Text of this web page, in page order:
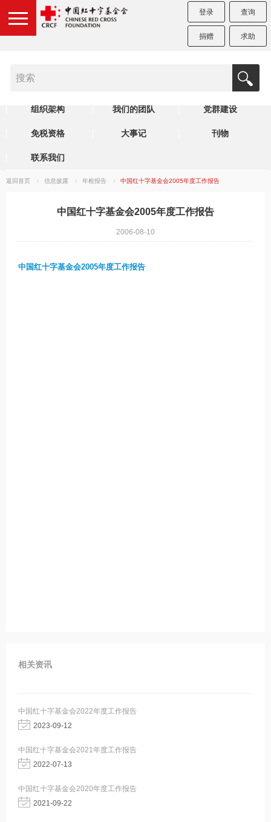
登录 查询
捐赠 求助
机构简介
组织架构 我们的团队 党群建设
免税资格 大事记 刊物
联系我们
返回首页 信息披露 年检报告 中国红十字基金会2005年度工作报告
中国红十字基金会2005年度工作报告
2006-08-10
中国红十字基金会2005年度工作报告
相关资讯
中国红十字基金会2022年度工作报告
2023-09-12
中国红十字基金会2021年度工作报告
2022-07-13
中国红十字基金会2020年度工作报告
2021-09-22